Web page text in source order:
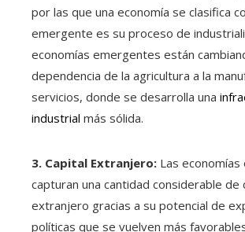
por las que una economía se clasifica
emergente es su proceso de
economías emergentes están
dependencia de la agricultura a la
servicios, donde se desarrolla una
industrial más sólida.
3. Capital Extranjero: Las
capturan una cantidad considerable de
extranjero gracias a su potencial de
políticas que se vuelven más